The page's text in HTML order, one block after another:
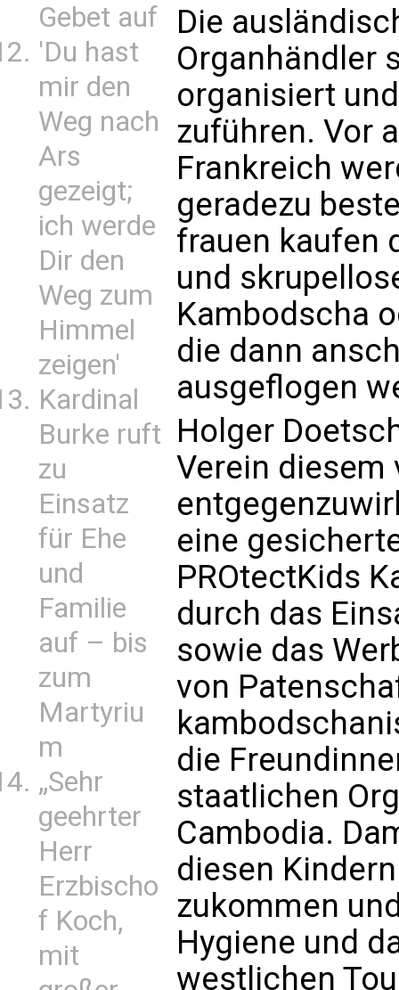
Gebet auf
'Du hast
mir den
Weg nach
Ars
gezeigt;
ich werde
Dir den
Weg zum
Himmel
zeigen'
Kardinal
Burke ruft
zu
Einsatz
für Ehe
und
Familie
auf – bis
zum
Martyriu
m
„Sehr
geehrter
Herr
Erzbischo
f Koch,
mit
Die
Organhändler
organisiert
zuführen. Vor
Frankreich
geradezu
frauen kaufen
und
Kambodscha
die dann
ausgeflogen
Holger
Verein diesem
eine
PROtectKids
durch das
sowie das
von
die
staatlichen
Cambodia.
diesen
zukommen
Hygiene und
westlichen